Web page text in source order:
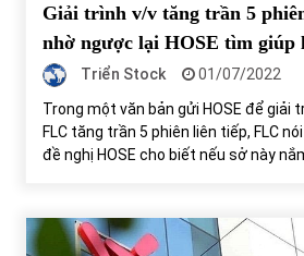
Phân tích giá tiền điện tử
Chứng khoán ngày 12/10/
13/10/2021
13/10/2021
Giải trình v/v tăng trần 5
nhờ ngược lại HOSE tìm giúp
Triển Stock
01/07/2022
Trong một văn bản gửi HOSE để giải
FLC tăng trần 5 phiên liên tiếp, FLC
đề nghị HOSE cho biết nếu sở này